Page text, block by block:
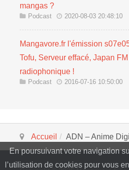
mangas ?
Podcast 2020-08-03 20:48:10
Mangavore.fr l'émission
Tofu, Serveur effacé, Japan
radiophonique !
Podcast 2016-07-16 10:50:00
Accueil ADN – Anime
En poursuivant votre navigation
l’utilisation de cookies pour vous